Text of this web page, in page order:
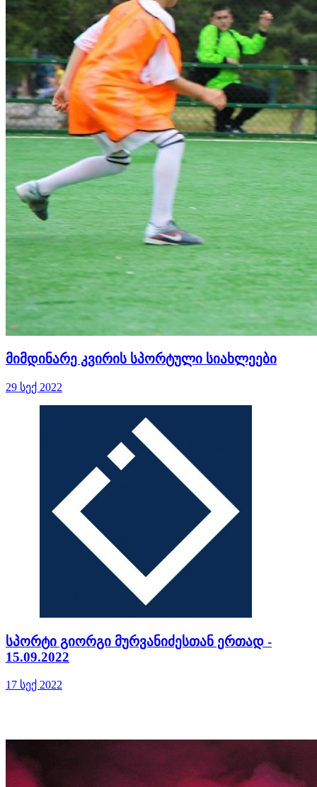
მიმდინარე კვირის სპორტული სიახლეები
29 სექ 2022
სპორტი გიორგი მურვანიძესთან ერთად -
15.09.2022
17 სექ 2022